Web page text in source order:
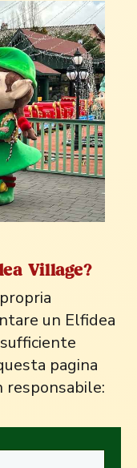
Village?
un Elfidea
pagina